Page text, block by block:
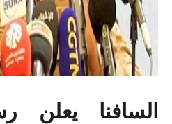
السافنا يعلن